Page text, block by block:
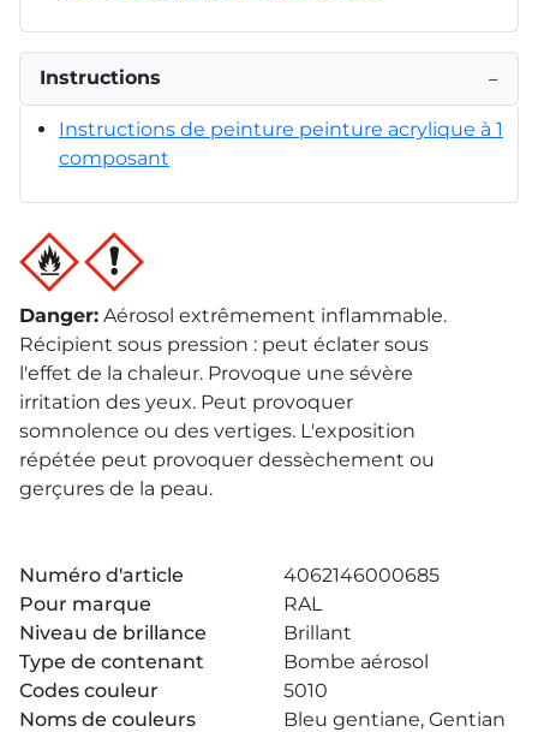
Instructions −
Instructions de peinture peinture acrylique à 1
composant
Danger: Aérosol extrêmement inflammable.
Récipient sous pression : peut éclater sous
l'effet de la chaleur. Provoque une sévère
irritation des yeux. Peut provoquer
somnolence ou des vertiges. L'exposition
répétée peut provoquer dessèchement ou
gerçures de la peau.
Numéro d'article
4062146000685
Pour marque
RAL
Niveau de brillance
Brillant
Type de contenant
Bombe aérosol
Codes couleur
5010
Noms de couleurs
Bleu gentiane, Gentian